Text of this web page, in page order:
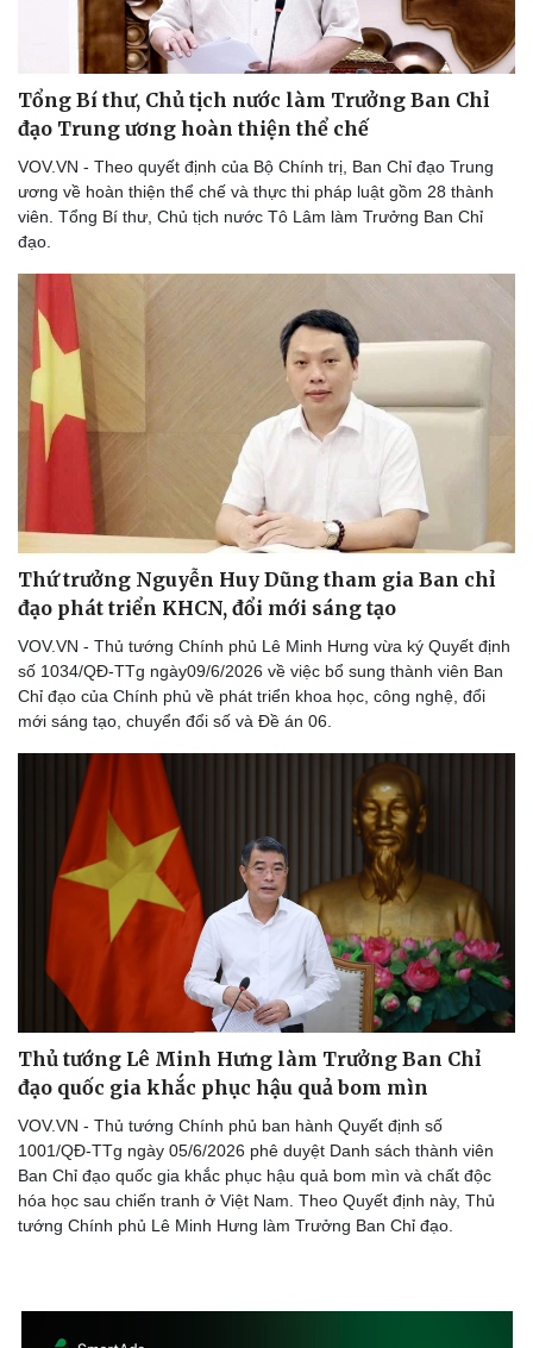
Doanh nghiệp
Thông tin doanh nghiệp
Doanh nghiệp 24h
Doanh nhân
Vì cộng đồng
Công nghệ
Tin Công nghệ
Trải nghiệm
Chuyển đổi số
Tổng Bí thư, Chủ tịch nước làm Trưởng Ban Chỉ
đạo Trung ương hoàn thiện thể chế
VOV.VN - Theo quyết định của Bộ Chính trị, Ban Chỉ đạo Trung
ương về hoàn thiện thể chế và thực thi pháp luật gồm 28 thành
viên. Tổng Bí thư, Chủ tịch nước Tô Lâm làm Trưởng Ban Chỉ
đạo.
Thứ trưởng Nguyễn Huy Dũng tham gia Ban chỉ
đạo phát triển KHCN, đổi mới sáng tạo
VOV.VN - Thủ tướng Chính phủ Lê Minh Hưng vừa ký Quyết định
số 1034/QĐ-TTg ngày09/6/2026 về việc bổ sung thành viên Ban
Chỉ đạo của Chính phủ về phát triển khoa học, công nghệ, đổi
mới sáng tạo, chuyển đổi số và Đề án 06.
Thủ tướng Lê Minh Hưng làm Trưởng Ban Chỉ
đạo quốc gia khắc phục hậu quả bom mìn
VOV.VN - Thủ tướng Chính phủ ban hành Quyết định số
1001/QĐ-TTg ngày 05/6/2026 phê duyệt Danh sách thành viên
Ban Chỉ đạo quốc gia khắc phục hậu quả bom mìn và chất độc
hóa học sau chiến tranh ở Việt Nam. Theo Quyết định này, Thủ
tướng Chính phủ Lê Minh Hưng làm Trưởng Ban Chỉ đạo.